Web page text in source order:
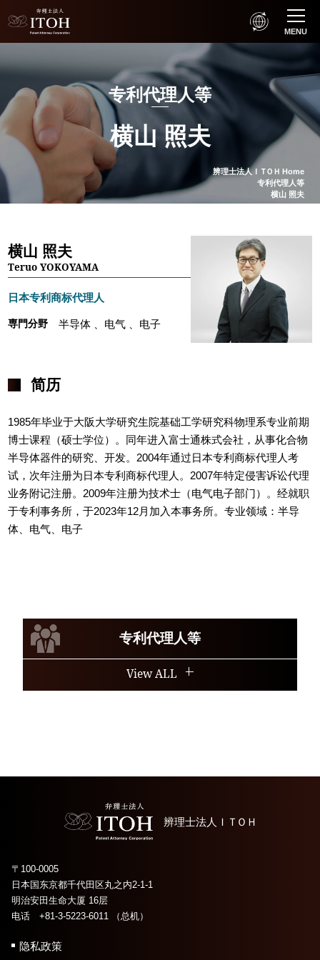
MENU
横山 照夫
专利代理人等
辨理士法人ＩＴＯＨ Home
专利代理人等
横山 照夫
横山 照夫
Teruo YOKOYAMA
日本专利商标代理人
専門分野 半导体 、电气 、电子
简历
1985年毕业于大阪大学研究生院基础工学研究科物理系专业前期
博士课程（硕士学位）。同年进入富士通株式会社，从事化合物
半导体器件的研究、开发。2004年通过日本专利商标代理人考
试，次年注册为日本专利商标代理人。2007年特定侵害诉讼代理
业务附记注册。2009年注册为技术士（电气电子部门）。经就职
于专利事务所，于2023年12月加入本事务所。专业领域：半导
体、电气、电子
专利代理人等
View ALL
辨理士法人 ＩＴＯＨ
〒100-0005
日本国东京都千代田区丸之内2-1-1
明治安田生命大厦 16层
电话 +81-3-5223-6011 （总机）
隐私政策